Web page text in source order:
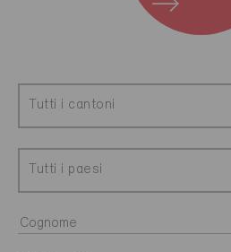
Tutti i cantoni
Tutti i paesi